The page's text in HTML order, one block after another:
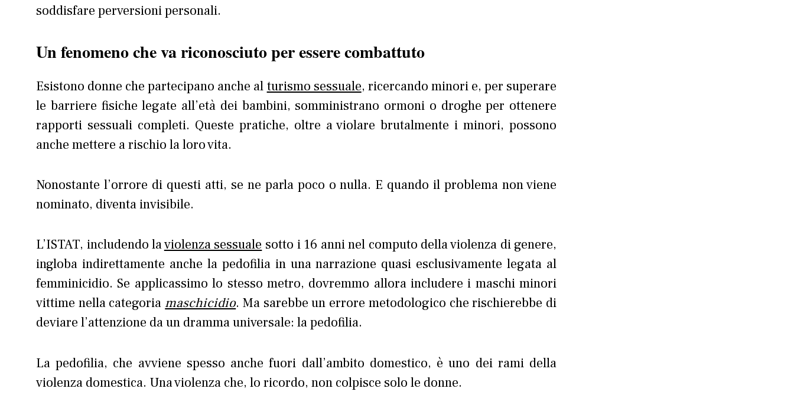
soddisfare perversioni personali.
Un fenomeno che va riconosciuto per essere combattuto
Esistono donne che partecipano anche al turismo sessuale, ricercando minori e, per superare
le barriere fisiche legate all’età dei bambini, somministrano ormoni o droghe per ottenere
rapporti sessuali completi. Queste pratiche, oltre a violare brutalmente i minori, possono
anche mettere a rischio la loro vita.
Nonostante l’orrore di questi atti, se ne parla poco o nulla. E quando il problema non viene
nominato, diventa invisibile.
L’ISTAT, includendo laviolenza sessuale sotto i 16 anni nel computo della violenza di genere,
ingloba indirettamente anche la pedofilia in una narrazione quasi esclusivamente legata al
femminicidio. Se applicassimo lo stesso metro, dovremmo allora includere i maschi minori
vittime nella categoria maschicidio. Ma sarebbe un errore metodologico che rischierebbe di
deviare l’attenzione da un dramma universale: la pedofilia.
La pedofilia, che avviene spesso anche fuori dall’ambito domestico, è uno dei rami della
violenza domestica. Una violenza che, lo ricordo, non colpisce solo le donne.